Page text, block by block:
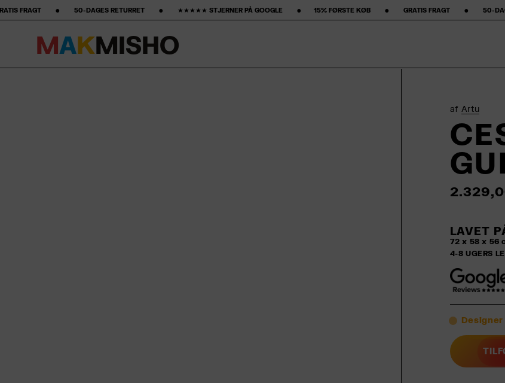
DAGES RETURRET ‎ ‎ ‎ ‎ ‎ ‎ ‎ •‎ ‎ ‎ ‎ ‎ ‎ ‎ ‎ ★★★★★ STJERNER PÅ GOOGLE ‎ ‎ ‎ ‎ ‎ ‎ ‎ •‎ ‎ ‎ ‎ ‎ ‎ ‎ ‎15% FØRSTE KØB‎ ‎ ‎ ‎ ‎ ‎ ‎ ‎ •‎ ‎ ‎ ‎ ‎ ‎ ‎ ‎ GRATIS FRAGT ‎ ‎ ‎ ‎ ‎ ‎ ‎ •‎ ‎ ‎ ‎ ‎ ‎ ‎ ‎ 50-DAGES RETURRET
MAKMISHO
af Artu
LAVET
72 x 58 x 56
4-8 UGERS